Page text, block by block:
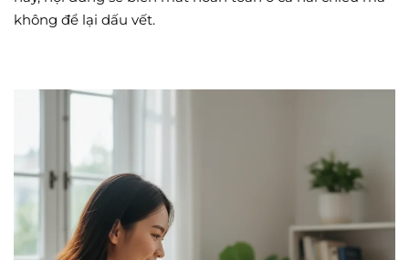
không để lại dấu vết.